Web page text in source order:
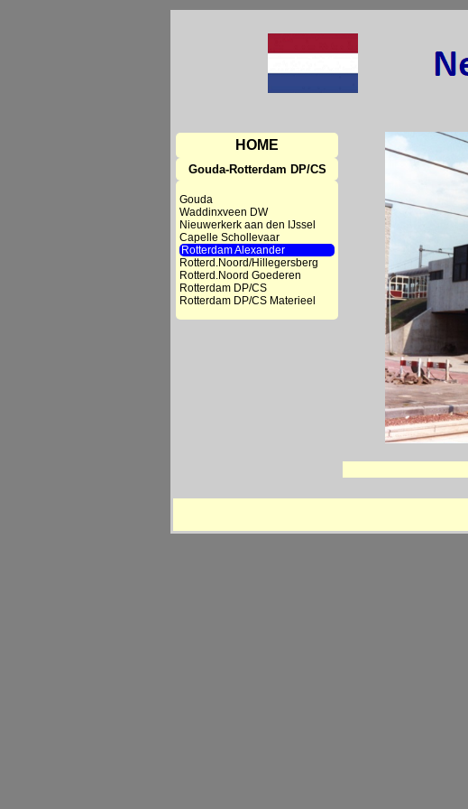
HOME
Gouda-Rotterdam DP/CS
Gouda
Waddinxveen DW
Nieuwerkerk aan den IJssel
Capelle Schollevaar
Rotterdam Alexander
Rotterd.Noord/Hillegersberg
Rotterd.Noord Goederen
Rotterdam DP/CS
Rotterdam DP/CS Materieel